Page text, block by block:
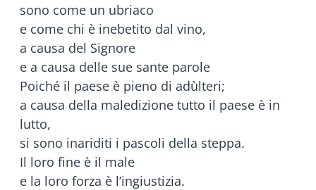
sono come un ubriaco
e come chi è inebetito dal vino,
a causa del Signore
e a causa delle sue sante parole
Poiché il paese è pieno di adùlteri;
a causa della maledizione tutto il paese è in
lutto,
si sono inariditi i pascoli della steppa.
Il loro fine è il male
e la loro forza è l’ingiustizia.